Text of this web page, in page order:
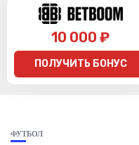
10 000 ₽
ПОЛУЧИТЬ БОНУС
ФУТБОЛ